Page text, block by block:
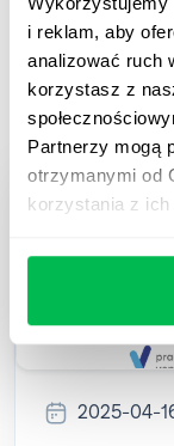
i reklam, aby
analizować ruch
korzystasz z
Partnerzy mogą
otrzymanymi od
korzystania z ich
2025-04-